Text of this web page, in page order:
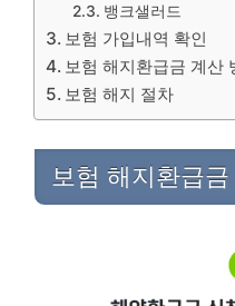
뱅크샐러드
보험 가입내역 확인
보험 해지환급금 계산
보험 해지 절차
보험 해지환급